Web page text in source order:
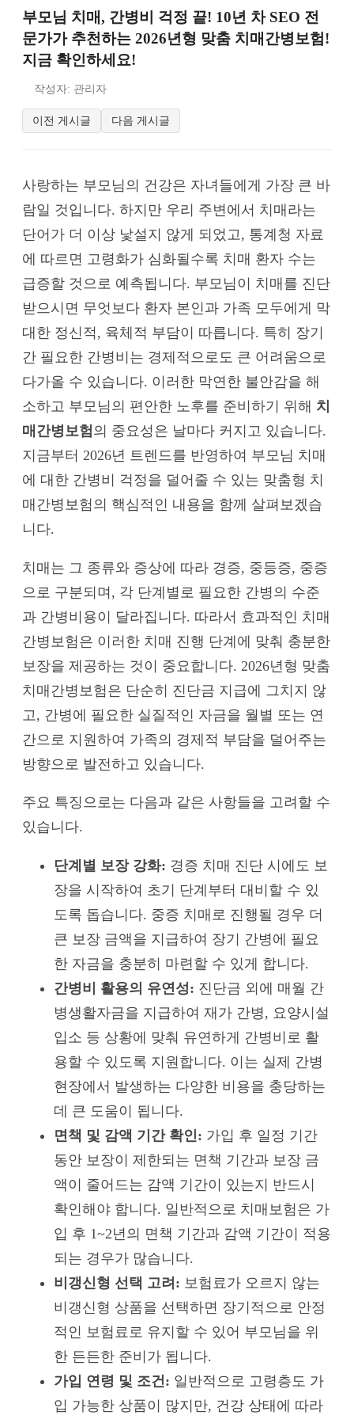
부모님 치매, 간병비 걱정 끝! 10년 차 SEO 전
문가가 추천하는 2026년형 맞춤 치매간병보험!
지금 확인하세요!
작성자: 관리자
이전 게시글 다음 게시글
사랑하는 부모님의 건강은 자녀들에게 가장 큰 바
람일 것입니다. 하지만 우리 주변에서 치매라는
단어가 더 이상 낯설지 않게 되었고, 통계청 자료
에 따르면 고령화가 심화될수록 치매 환자 수는
급증할 것으로 예측됩니다. 부모님이 치매를 진단
받으시면 무엇보다 환자 본인과 가족 모두에게 막
대한 정신적, 육체적 부담이 따릅니다. 특히 장기
간 필요한 간병비는 경제적으로도 큰 어려움으로
다가올 수 있습니다. 이러한 막연한 불안감을 해
소하고 부모님의 편안한 노후를 준비하기 위해 치
매간병보험의 중요성은 날마다 커지고 있습니다.
지금부터 2026년 트렌드를 반영하여 부모님 치매
에 대한 간병비 걱정을 덜어줄 수 있는 맞춤형 치
매간병보험의 핵심적인 내용을 함께 살펴보겠습
니다.
치매는 그 종류와 증상에 따라 경증, 중등증, 중증
으로 구분되며, 각 단계별로 필요한 간병의 수준
과 간병비용이 달라집니다. 따라서 효과적인 치매
간병보험은 이러한 치매 진행 단계에 맞춰 충분한
보장을 제공하는 것이 중요합니다. 2026년형 맞춤
치매간병보험은 단순히 진단금 지급에 그치지 않
고, 간병에 필요한 실질적인 자금을 월별 또는 연
간으로 지원하여 가족의 경제적 부담을 덜어주는
방향으로 발전하고 있습니다.
주요 특징으로는 다음과 같은 사항들을 고려할 수
있습니다.
단계별 보장 강화: 경증 치매 진단 시에도 보
장을 시작하여 초기 단계부터 대비할 수 있
도록 돕습니다. 중증 치매로 진행될 경우 더
큰 보장 금액을 지급하여 장기 간병에 필요
한 자금을 충분히 마련할 수 있게 합니다.
간병비 활용의 유연성: 진단금 외에 매월 간
병생활자금을 지급하여 재가 간병, 요양시설
입소 등 상황에 맞춰 유연하게 간병비로 활
용할 수 있도록 지원합니다. 이는 실제 간병
현장에서 발생하는 다양한 비용을 충당하는
데 큰 도움이 됩니다.
면책 및 감액 기간 확인: 가입 후 일정 기간
동안 보장이 제한되는 면책 기간과 보장 금
액이 줄어드는 감액 기간이 있는지 반드시
확인해야 합니다. 일반적으로 치매보험은 가
입 후 1~2년의 면책 기간과 감액 기간이 적용
되는 경우가 많습니다.
비갱신형 선택 고려: 보험료가 오르지 않는
비갱신형 상품을 선택하면 장기적으로 안정
적인 보험료로 유지할 수 있어 부모님을 위
한 든든한 준비가 됩니다.
가입 연령 및 조건: 일반적으로 고령층도 가
입 가능한 상품이 많지만, 건강 상태에 따라